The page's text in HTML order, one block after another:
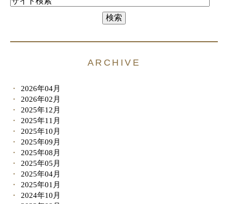
ARCHIVE
2026年04月
2026年02月
2025年12月
2025年11月
2025年10月
2025年09月
2025年08月
2025年05月
2025年04月
2025年01月
2024年10月